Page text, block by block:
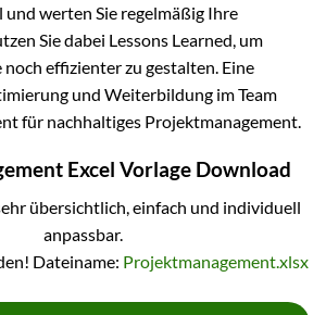
und werten Sie regelmäßig Ihre
Sie dabei Lessons Learned, um
effizienter zu gestalten. Eine
und Weiterbildung im Team
für nachhaltiges Projektmanagement.
Excel Vorlage Download
übersichtlich, einfach und individuell
anpassbar.
Dateiname: Projektmanagement.xlsx